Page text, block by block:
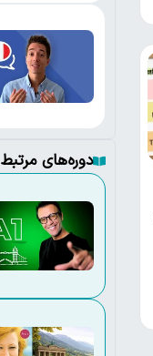
دوره‌های مرتبط